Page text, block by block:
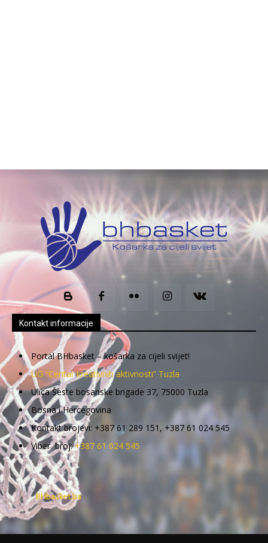
Kontakt informacije
Portal BHbasket – košarka za cijeli svijet!
UG “Centar kreativnih aktivnosti” Tuzla
Ulica Šeste bosanske brigade 37, 75000 Tuzla
Bosna i Hercegovina
Kontakt brojevi: +387 61 289 151, +387 61 024 545
Viber broj:+387 61 024 545
BHbasket.ba